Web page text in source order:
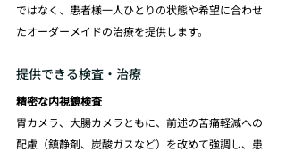
ではなく、患者様一人ひとりの状態や希望に合わせ
たオーダーメイドの治療を提供します。
提供できる検査・治療
精密な内視鏡検査
胃カメラ、大腸カメラともに、前述の苦痛軽減への
配慮（鎮静剤、炭酸ガスなど）を改めて強調し、患